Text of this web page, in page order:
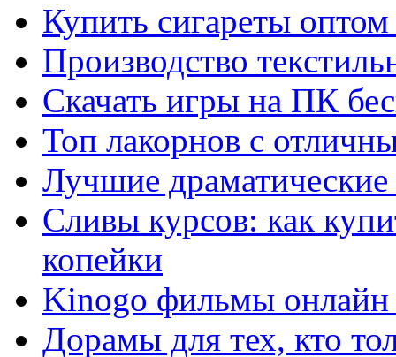
Купить сигареты
Производство
Скачать игры на ПК
Топ лакорнов с
Лучшие
Сливы курсов: как
копейки
Kinogo фильмы онлайн
Дорамы для тех, кто